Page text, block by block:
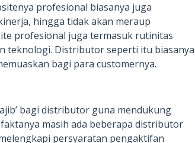
profesional biasanya juga
hingga tidak akan meraup
profesional juga termasuk rutinitas
teknologi. Distributor seperti itu biasanya
bagi para customernya.
bagi distributor guna mendukung
masih ada beberapa distributor
persyaratan pengaktifan